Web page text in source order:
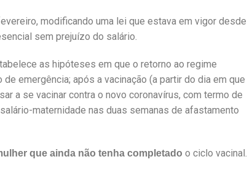
modificando uma lei que estava em vigor desde
sem prejuízo do salário.
as hipóteses em que o retorno ao regime
emergência; após a vacinação (a partir do dia em que
a se vacinar contra o novo coronavírus, com termo de
maternidade nas duas semanas de afastamento
que ainda não tenha completado o ciclo vacinal.